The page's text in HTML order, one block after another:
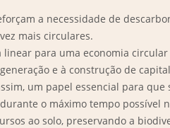
a necessidade de
mais circulares.
para uma economia
e à construção de
um papel essencial para que
o máximo tempo possível
ao solo, preservando a